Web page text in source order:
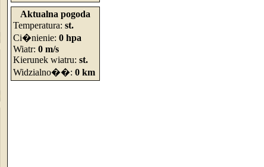
Aktualna pogoda
Temperatura: st.
Ci�nienie: 0 hpa
Wiatr: 0 m/s
Kierunek wiatru: st.
Widzialno��: 0 km